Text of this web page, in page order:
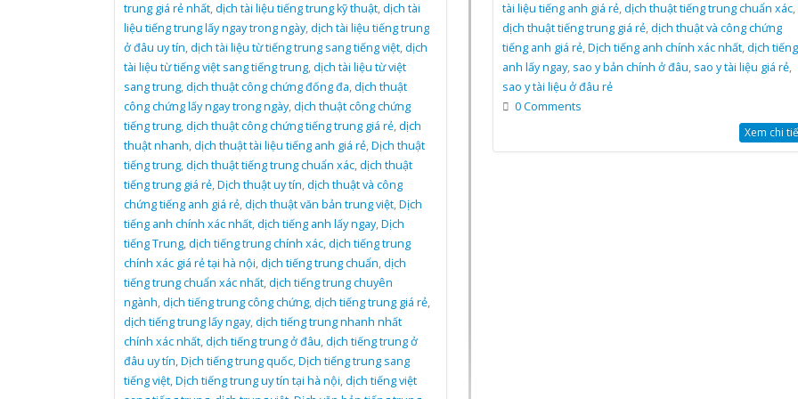
trung giá rẻ nhất,dịch tài liệu tiếng trung kỹ thuật,dịch tài
liệu tiếng trung lấy ngay trong ngày,dịch tài liệu tiếng trung
ở đâu uy tín,dịch tài liệu từ tiếng trung sang tiếng việt,dịch
tài liệu từ tiếng việt sang tiếng trung,dịch tài liệu từ việt
sang trung,dịch thuật công chứng đống đa,dịch thuật
công chứng lấy ngay trong ngày,dịch thuật công chứng
tiếng trung,dịch thuật công chứng tiếng trung giá rẻ,dịch
thuật nhanh,dịch thuật tài liệu tiếng anh giá rẻ,Dịch thuật
tiếng trung,dịch thuật tiếng trung chuẩn xác,dịch thuật
tiếng trung giá rẻ,Dịch thuật uy tín,dịch thuật và công
chứng tiếng anh giá rẻ,dịch thuật văn bản trung việt,Dịch
tiếng anh chính xác nhất,dịch tiếng anh lấy ngay,Dịch
tiếng Trung,dịch tiếng trung chính xác,dịch tiếng trung
chính xác giá rẻ tại hà nội,dịch tiếng trung chuẩn,dịch
tiếng trung chuẩn xác nhất,dịch tiếng trung chuyên
ngành,dịch tiếng trung công chứng,dịch tiếng trung giá rẻ,
dịch tiếng trung lấy ngay,dịch tiếng trung nhanh nhất
chính xác nhất,dịch tiếng trung ở đâu,dịch tiếng trung ở
đâu uy tín,Dịch tiếng trung quốc,Dịch tiếng trung sang
tiếng việt,Dịch tiếng trung uy tín tại hà nội,dịch tiếng việt
tài liệu tiếng anh giá rẻ,dịch thuật tiếng trung chuẩn xác,
dịch thuật tiếng trung giá rẻ,dịch thuật và công chứng
tiếng anh giá rẻ,Dịch tiếng anh chính xác nhất,dịch tiếng
anh lấy ngay, sao y bản chính ở đâu, sao y tài liệu giá rẻ,
sao y tài liệu ở đâu rẻ
0 Comments
Xem chi